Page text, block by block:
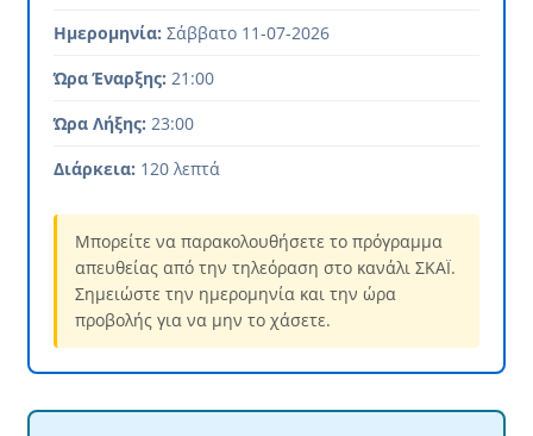
Ημερομηνία: Σάββατο 11-07-2026
Ώρα Έναρξης: 21:00
Ώρα Λήξης: 23:00
Διάρκεια: 120 λεπτά
Μπορείτε να παρακολουθήσετε το πρόγραμμα
απευθείας από την τηλεόραση στο κανάλι ΣΚΑΪ.
Σημειώστε την ημερομηνία και την ώρα
προβολής για να μην το χάσετε.